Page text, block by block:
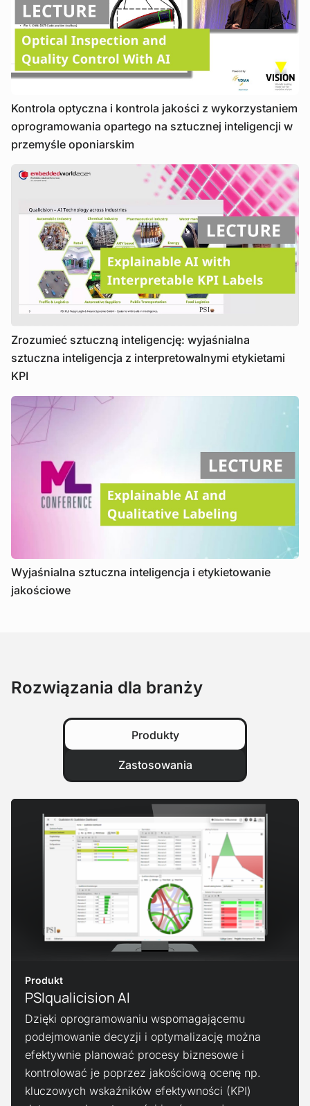
Kontrola optyczna i kontrola jakości z wykorzystaniem
oprogramowania opartego na sztucznej inteligencji w
przemyśle oponiarskim
Zrozumieć sztuczną inteligencję: wyjaśnialna
sztuczna inteligencja z interpretowalnymi etykietami
KPI
Wyjaśnialna sztuczna inteligencja i etykietowanie
jakościowe
Rozwiązania dla branży
Produkty
Zastosowania
Produkt
PSIqualicision AI
Dzięki oprogramowaniu wspomagającemu
podejmowanie decyzji i optymalizację można
efektywnie planować procesy biznesowe i
kontrolować je poprzez jakościową ocenę np.
kluczowych wskaźników efektywności (KPI)